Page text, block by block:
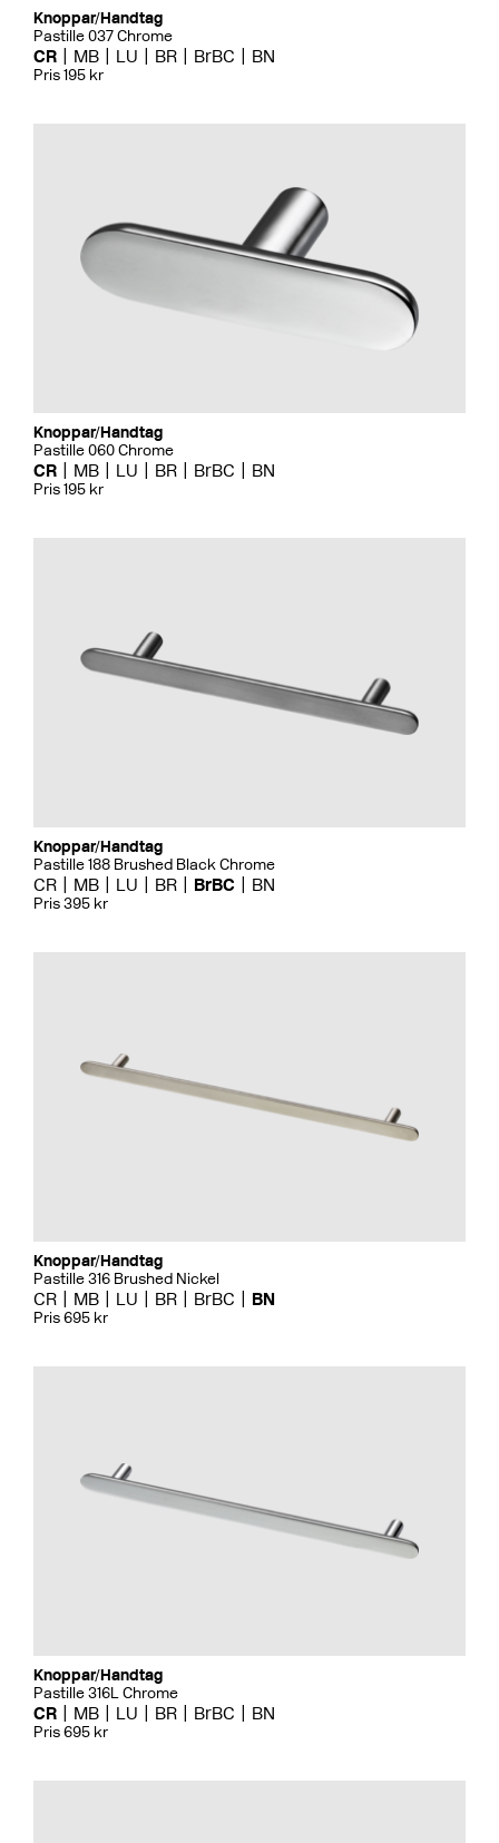
Knoppar/Handtag
Pastille 037 Chrome
CR MB LU BR BrBC BN
Pris 195 kr
Knoppar/Handtag
Pastille 060 Chrome
CR MB LU BR BrBC BN
Pris 195 kr
Knoppar/Handtag
Pastille 188 Brushed Black Chrome
CR MB LU BR BrBC BN
Pris 395 kr
Knoppar/Handtag
Pastille 316 Brushed Nickel
CR MB LU BR BrBC BN
Pris 695 kr
Knoppar/Handtag
Pastille 316L Chrome
CR MB LU BR BrBC BN
Pris 695 kr